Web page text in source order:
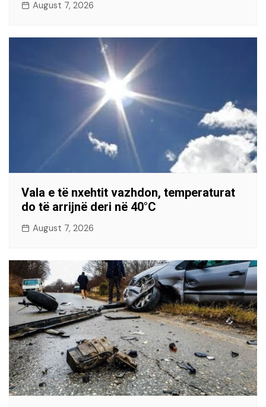
August 7, 2026
Vala e të nxehtit vazhdon, temperaturat
do të arrijnë deri në 40°C
August 7, 2026